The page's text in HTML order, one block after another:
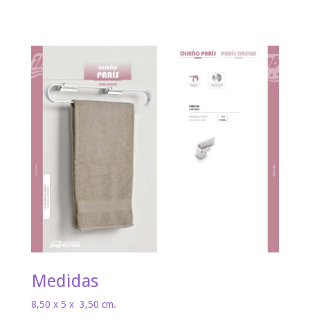
Medidas
8,50 x 5 x 3,50 cm.